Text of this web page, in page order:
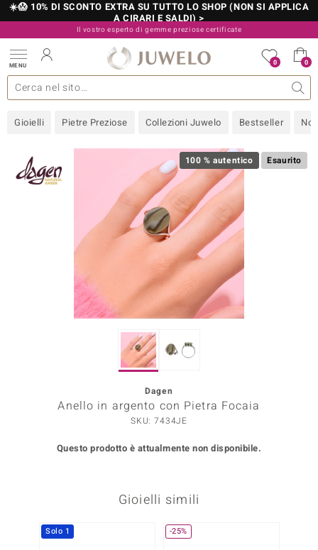
☀️😱 10% DI SCONTO EXTRA SU TUTTO LO SHOP (NON SI APPLICA
A CIRARI E SALDI) >
Il vostro esperto di gemme preziose certificate
800 986 787
MENU 0 0
Gioielli Pietre Preziose Collezioni Juwelo Bestseller
gioielli Design Metallo prezioso Misure anelli
più importanti Pietre preziose per colore Pietre preziose
Love
SELECTION
Informazioni generali Approfondimenti Consigli
Acquistare in diretta Juwelo
100 % autentico Esaurito
Dagen
Anello in argento con Pietra Focaia
SKU: 7434JE
Questo prodotto è attualmente non disponibile.
Gioielli simili
Solo 1 -25%